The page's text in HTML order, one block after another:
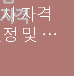
자격
및 응